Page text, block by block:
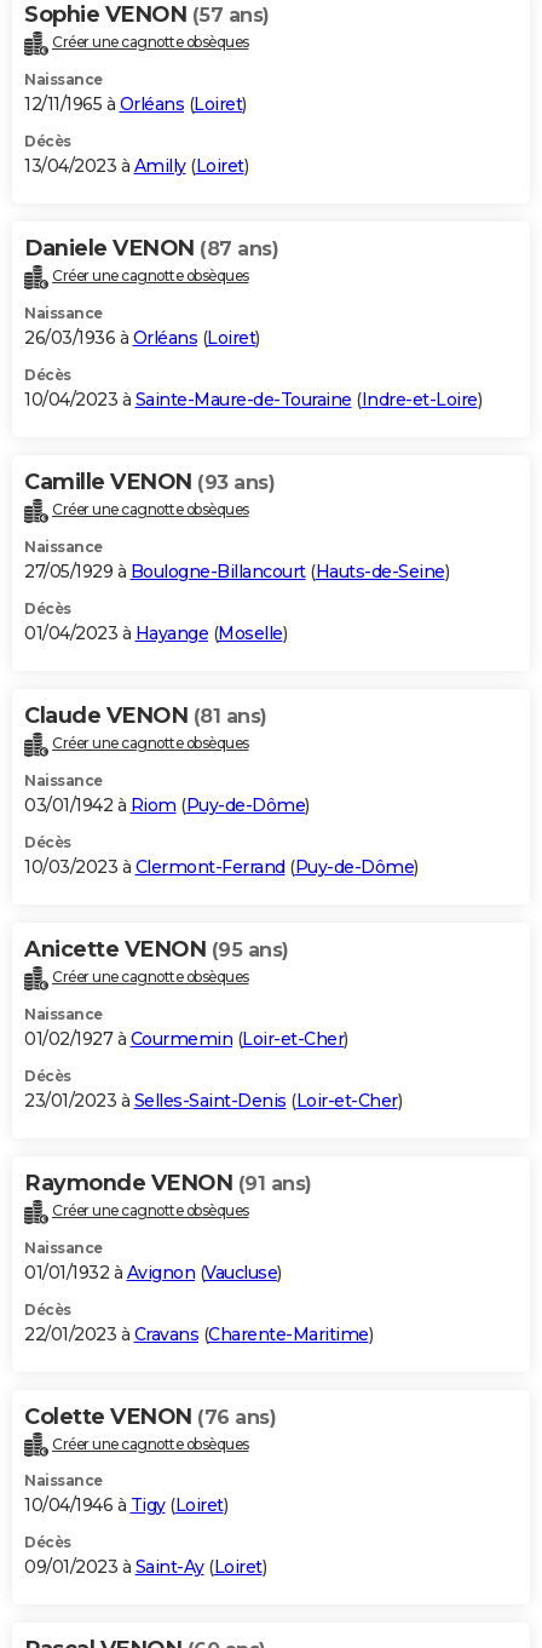
Sophie VENON (57 ans)
Créer une cagnotte obsèques
Naissance
12/11/1965 à Orléans (Loiret)
Décès
13/04/2023 à Amilly(Loiret)
Daniele VENON (87 ans)
Créer une cagnotte obsèques
Naissance
26/03/1936 à Orléans (Loiret)
Décès
10/04/2023 à Sainte-Maure-de-Touraine (Indre-et-Loire)
Camille VENON (93 ans)
Créer une cagnotte obsèques
Naissance
27/05/1929 à Boulogne-Billancourt(Hauts-de-Seine)
Décès
01/04/2023 à Hayange (Moselle)
Claude VENON (81 ans)
Créer une cagnotte obsèques
Naissance
03/01/1942 à Riom (Puy-de-Dôme)
Décès
10/03/2023 à Clermont-Ferrand (Puy-de-Dôme)
Anicette VENON (95 ans)
Créer une cagnotte obsèques
Naissance
01/02/1927 à Courmemin (Loir-et-Cher)
Décès
23/01/2023 à Selles-Saint-Denis (Loir-et-Cher)
Raymonde VENON (91 ans)
Créer une cagnotte obsèques
Naissance
01/01/1932 à Avignon (Vaucluse)
Décès
22/01/2023 à Cravans (Charente-Maritime)
Colette VENON (76 ans)
Créer une cagnotte obsèques
Naissance
10/04/1946 à Tigy(Loiret)
Décès
09/01/2023 à Saint-Ay(Loiret)